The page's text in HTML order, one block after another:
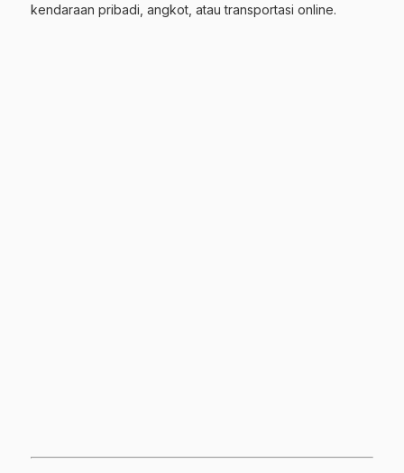
kendaraan pribadi, angkot, atau transportasi online.